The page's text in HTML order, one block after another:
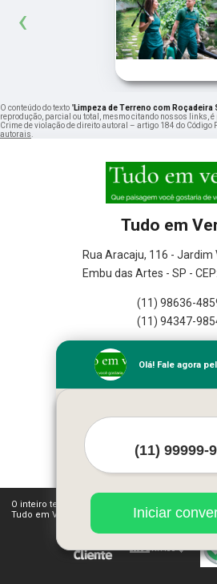
‹
O conteúdo do texto "Limpeza de Terreno com Roçadeira
reprodução, parcial ou total, mesmo citando nossos links,
Crime de violação de direito autoral – artigo 184 do Código
autorais
Tudo em
Rua Aracaju, 116 - Jardim
Embu das Artes - SP -
(11) 98636-
(11) 94347-
Empresa
Missão
Mapa do site
Mais Serviços
O inteiro teor deste site está sujeito à proteção
Tudo em Verde (Lei 9610 de 19/02/1998)
Olá! Fale agora
Iniciar